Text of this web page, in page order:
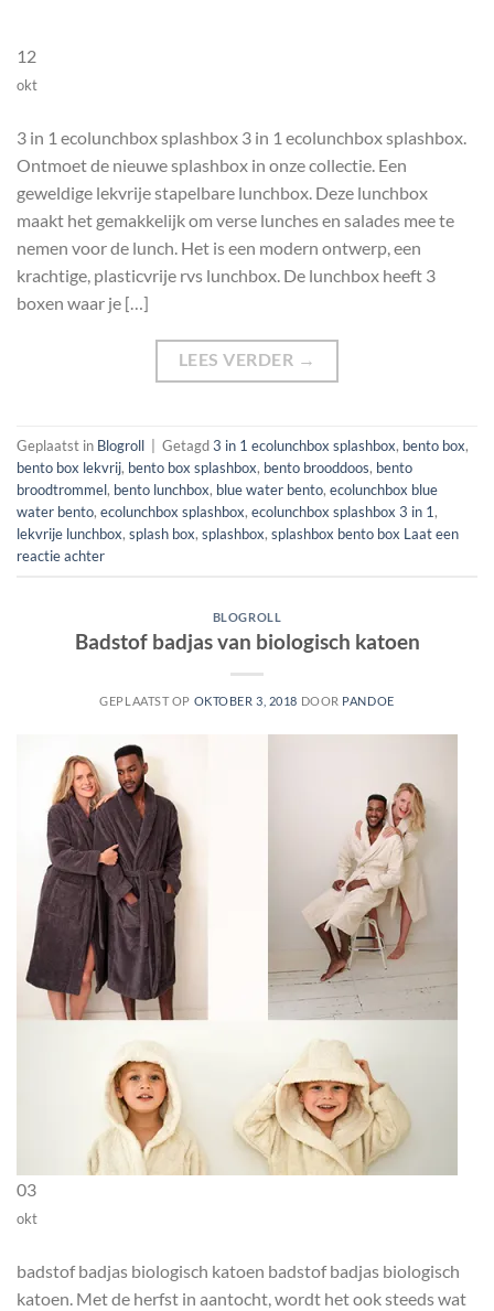
12
okt
3 in 1 ecolunchbox splashbox 3 in 1 ecolunchbox splashbox.
Ontmoet de nieuwe splashbox in onze collectie. Een
geweldige lekvrije stapelbare lunchbox. Deze lunchbox
maakt het gemakkelijk om verse lunches en salades mee te
nemen voor de lunch. Het is een modern ontwerp, een
krachtige, plasticvrije rvs lunchbox. De lunchbox heeft 3
boxen waar je […]
LEES VERDER →
Geplaatst in Blogroll Getagd3 in 1 ecolunchbox splashbox, bento box,
bento box lekvrij, bento box splashbox, bento brooddoos, bento
broodtrommel, bento lunchbox, blue water bento, ecolunchbox blue
water bento, ecolunchbox splashbox, ecolunchbox splashbox 3 in 1,
lekvrije lunchbox, splash box, splashbox, splashbox bento box Laat een
reactie achter
BLOGROLL
Badstof badjas van biologisch katoen
GEPLAATST OP OKTOBER 3, 2018 DOOR PANDOE
03
okt
badstof badjas biologisch katoen badstof badjas biologisch
katoen. Met de herfst in aantocht, wordt het ook steeds wat